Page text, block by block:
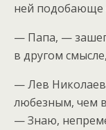
ней подобающе
— Папа, —
в другом
— Лев
любезным, чем
— Знаю,